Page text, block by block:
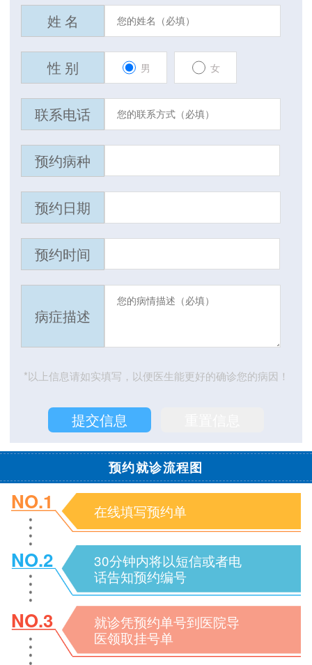
姓 名
性 别 男 女
联系电话
预约病种
预约日期
预约时间
病症描述
*以上信息请如实填写，以便医生能更好的确诊您的病因！
预约就诊流程图
NO.1 在线填写预约单
NO.2
30分钟内将以短信或者电
话告知预约编号
NO.3
就诊凭预约单号到医院导
医领取挂号单